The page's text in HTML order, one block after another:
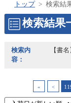
トップ 検索結
検索結果
検索内
容：
【書
« <